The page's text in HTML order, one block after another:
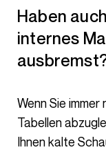
Haben auch Sie das Gefühl, dass Ihr
internes
Wenn Sie immer noch Zeit damit verschwenden,
Tabellen
Ihnen kalte